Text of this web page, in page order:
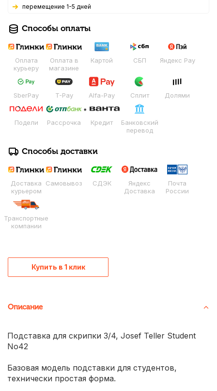
Перемещение 1-5 дней
Способы оплаты
Оплата
курьеру
Оплата в
магазине
Картой СБП Яндекс Pay
SberPay T-Pay Alfa-Pay Сплит Долями
Подели Рассрочка Кредит
Банковский
перевод
Способы доставки
Доставка
курьером
Самовывоз СДЭК
Яндекс
Доставка
Почта
России
Транспортные
компании
Купить в 1 клик
Описание
Подставка для скрипки 3/4, Josef Teller Student
No42
Базовая модель подставки для студентов,
технически простая форма.